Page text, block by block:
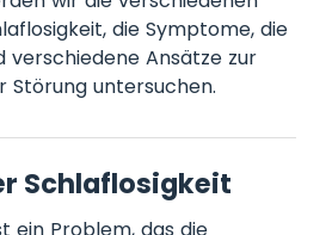
die Symptome, die
verschiedene Ansätze zur
Störung untersuchen.
Schlaflosigkeit